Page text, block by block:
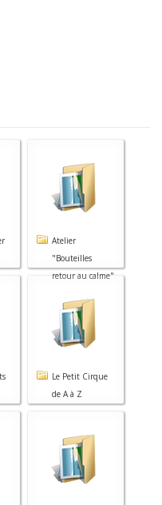
Atelier
"Bouteilles
retour au calme"
Le Petit Cirque
de A à Z